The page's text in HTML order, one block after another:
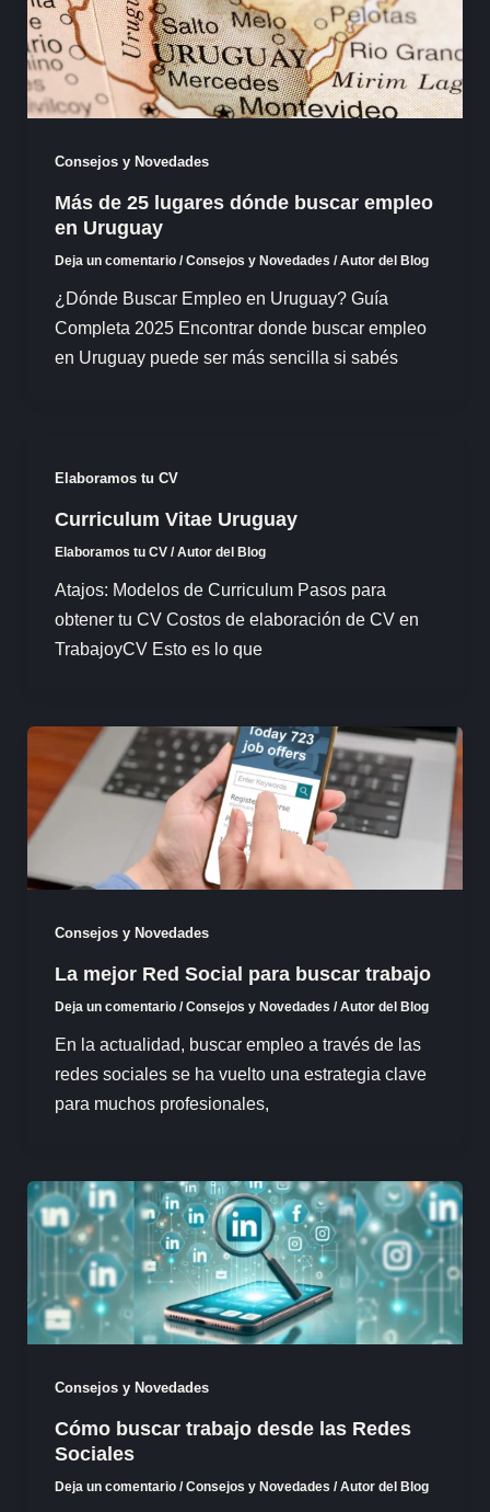
Consejos y Novedades
Más de 25 lugares dónde buscar empleo
en Uruguay
Deja un comentario /Consejos y Novedades /Autor del Blog
¿Dónde Buscar Empleo en Uruguay? Guía
Completa 2025 Encontrar donde buscar empleo
en Uruguay puede ser más sencilla si sabés
Elaboramos tu CV
Curriculum Vitae Uruguay
Elaboramos tu CV/Autor del Blog
Atajos: Modelos de Curriculum Pasos para
obtener tu CV Costos de elaboración de CV en
TrabajoyCV Esto es lo que
Consejos y Novedades
La mejor Red Social para buscar trabajo
Deja un comentario /Consejos y Novedades /Autor del Blog
En la actualidad, buscar empleo a través de las
redes sociales se ha vuelto una estrategia clave
para muchos profesionales,
Consejos y Novedades
Cómo buscar trabajo desde las Redes
Sociales
Deja un comentario /Consejos y Novedades /Autor del Blog